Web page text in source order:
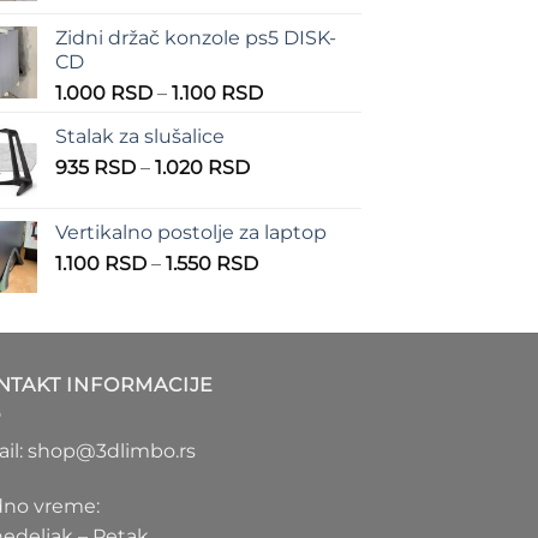
555 RSD
900 RSD
Zidni držač konzole ps5 DISK-
CD
1.000 RSD – 1.100 RSDRaspon
Stalak za slušalice
935 RSD – 1.020 RSDRaspon
935 RSD
do
Vertikalno postolje za laptop
1.100 RSD – 1.550 RSDRaspon
1.100 RSD
INFORMACIJE
shop@3dlimbo.rs
vreme: